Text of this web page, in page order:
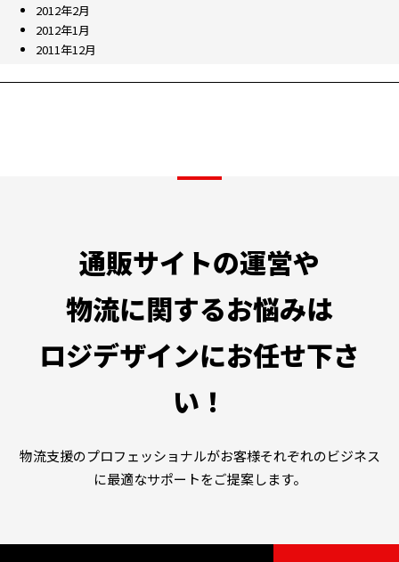
2012年2月
2012年1月
2011年12月
通販サイトの運営や
物流に関するお悩みは
ロジデザインにお任せ下さ
い！
物流支援のプロフェッショナルがお客様それぞれのビジネス
に最適なサポートをご提案します。